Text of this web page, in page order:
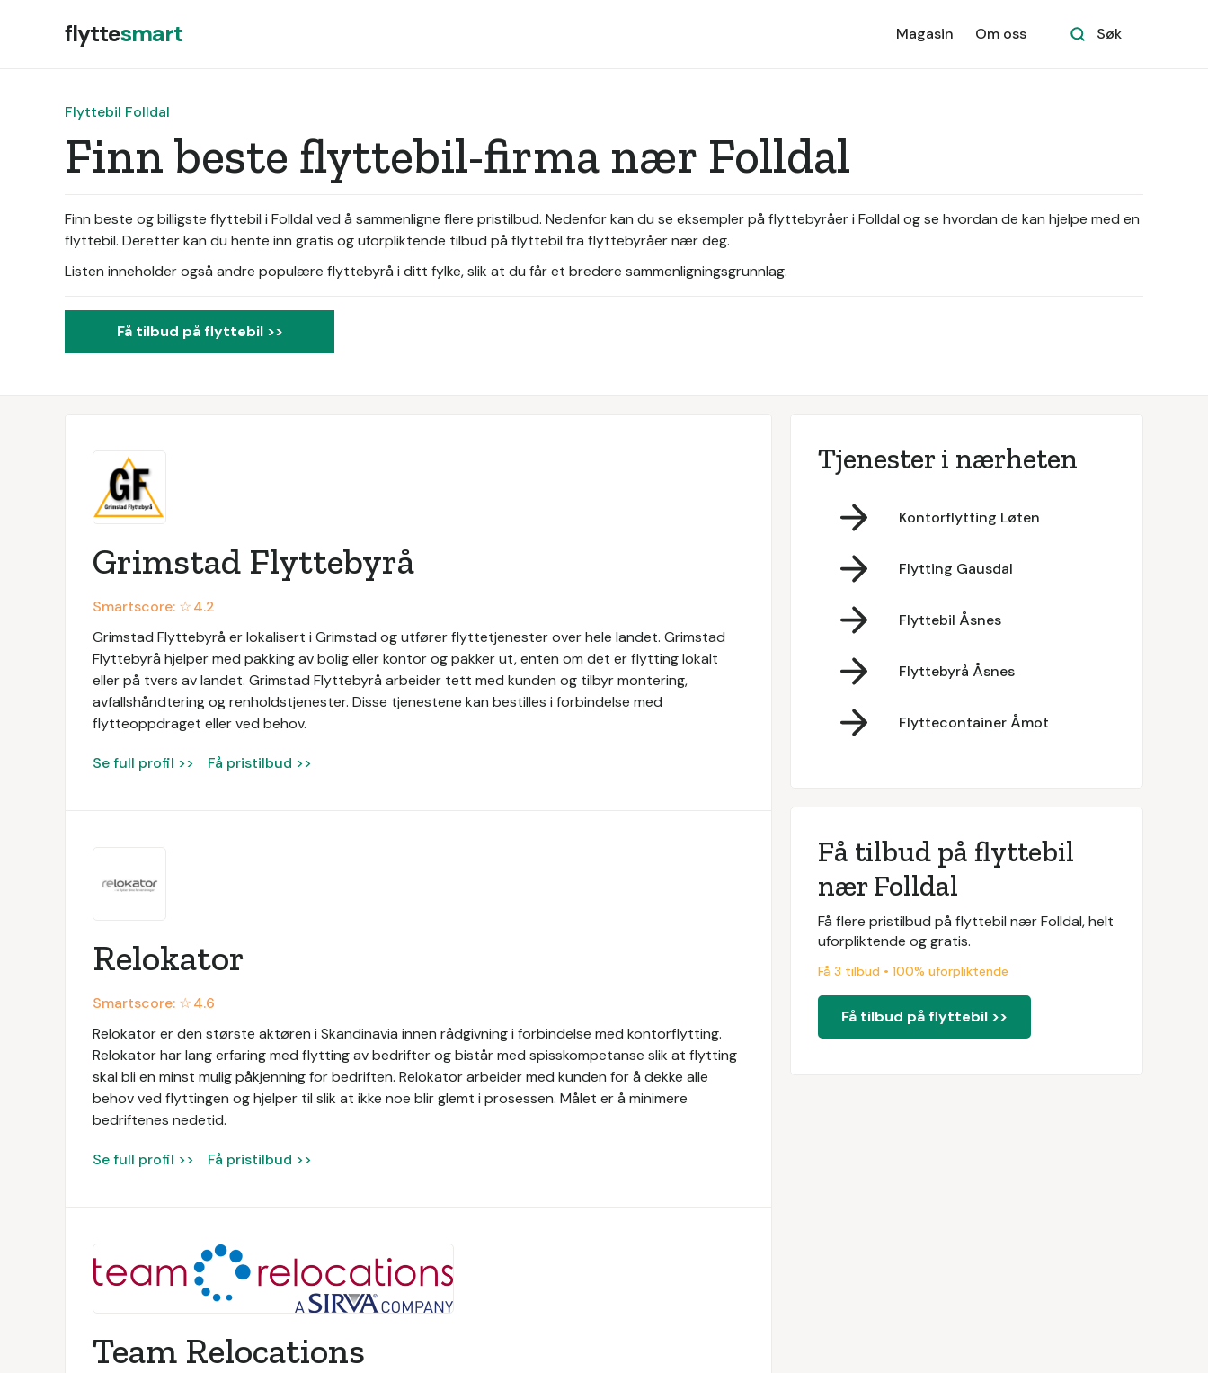
flyttesmart Magasin Om oss Søk
Flyttebil Folldal
Finn beste flyttebil-firma nær Folldal
Finn beste og billigste flyttebil i Folldal ved å sammenligne flere pristilbud. Nedenfor kan du se eksempler på flyttebyråer i Folldal og se hvordan de kan hjelpe med en
flyttebil. Deretter kan du hente inn gratis og uforpliktende tilbud på flyttebil fra flyttebyråer nær deg.
Listen inneholder også andre populære flyttebyrå i ditt fylke, slik at du får et bredere sammenligningsgrunnlag.
Få tilbud på flyttebil >>
Grimstad Flyttebyrå
Smartscore: ☆4.2
Grimstad Flyttebyrå er lokalisert i Grimstad og utfører flyttetjenester over hele landet. Grimstad
Flyttebyrå hjelper med pakking av bolig eller kontor og pakker ut, enten om det er flytting lokalt
eller på tvers av landet. Grimstad Flyttebyrå arbeider tett med kunden og tilbyr montering,
avfallshåndtering og renholdstjenester. Disse tjenestene kan bestilles i forbindelse med
flytteoppdraget eller ved behov.
Se full profil >> Få pristilbud >>
Relokator
Smartscore: ☆4.6
Relokator er den største aktøren i Skandinavia innen rådgivning i forbindelse med kontorflytting.
Relokator har lang erfaring med flytting av bedrifter og bistår med spisskompetanse slik at flytting
skal bli en minst mulig påkjenning for bedriften. Relokator arbeider med kunden for å dekke alle
behov ved flyttingen og hjelper til slik at ikke noe blir glemt i prosessen. Målet er å minimere
bedriftenes nedetid.
Se full profil >> Få pristilbud >>
Team Relocations
Tjenester i nærheten
Kontorflytting Løten
Flytting Gausdal
Flyttebil Åsnes
Flyttebyrå Åsnes
Flyttecontainer Åmot
Få tilbud på flyttebil
nær Folldal
Få flere pristilbud på flyttebil nær Folldal, helt
uforpliktende og gratis.
Få 3 tilbud • 100% uforpliktende
Få tilbud på flyttebil >>